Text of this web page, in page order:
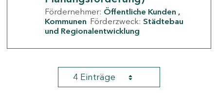
Fördernehmer: Öffentliche Kunden
Kommunen Förderzweck: Städtebau
und Regionalentwicklung
4 Einträge